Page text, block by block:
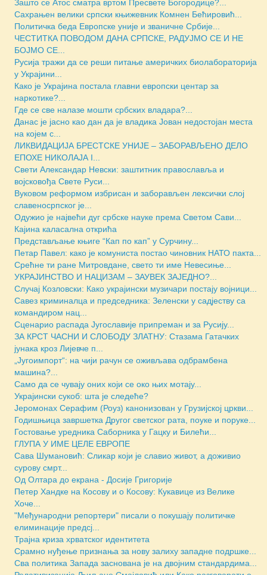
Зашто се Атос сматра вртом Пресвете Богородице?...
Сахрањен велики српски књижевник Комнен Бећировић...
Политичка беда Европске уније и званичне Србије...
ЧЕСТИТКА ПОВОДОМ ДАНА СРПСКЕ, РАДУЈМО СЕ И НЕ
БОЈМО СЕ...
Русија тражи да се реши питање америчких биолабораторија
у Украјини...
Како је Украјина постала главни европски центар за
наркотике?...
Где се све налазе мошти србских владара?...
Данас је јасно као дан да је владика Јован недостојан места
на којем с...
ЛИКВИДАЦИЈА БРЕСТСКЕ УНИЈЕ – ЗАБОРАВЉЕНО ДЕЛО
ЕПОХЕ НИКОЛАЈА I...
Свети Александар Невски: заштитник православља и
војсковођа Свете Руси...
Вуковом реформом избрисан и заборављен лексички слој
славеносрпског је...
Одужио је највећи дуг србске науке према Светом Сави...
Кајина каласална открића
Представљање књиге “Кап по кап” у Сурчину...
Петар Павел: како је комуниста постао чиновник НАТО пакта...
Срећне ти ране Митровдане, свето ти име Невесиње...
УКРАЈИНСТВО И НАЦИЗАМ – ЗАУВЕК ЗАЈЕДНО?...
Случај Козловски: Како украјински музичари постају војници...
Савез криминалца и председника: Зеленски у садјеству са
командиром нац...
Сценарио распада Југославије припреман и за Русију...
ЗА КРСТ ЧАСНИ И СЛОБОДУ ЗЛАТНУ: Стазама Гатачких
јунака кроз Лијевче п...
„Југоимпорт“: на чији рачун се оживљава одбрамбена
машина?...
Само да се чувају оних који се око њих мотају...
Украјински сукоб: шта је следеће?
Јеромонах Серафим (Роуз) канонизован у Грузијској цркви...
Годишњица завршетка Другог светског рата, поуке и поруке...
Гостовање уредника Саборника у Гацку и Билећи...
ГЛУПА У ИМЕ ЦЕЛЕ ЕВРОПЕ
Сава Шумановић: Сликар који је славио живот, а доживио
сурову смрт...
Од Олтара до екрана - Досије Григорије
Петер Хандке на Косову и о Косову: Кукавице из Велике
Хоче...
"Међународни репортери" писали о покушају политичке
елиминације предсј...
Трајна криза хрватског идентитета
Срамно нуђење признања за нову залиху западне подршке...
Сва политика Запада заснована је на двојним стандардима...